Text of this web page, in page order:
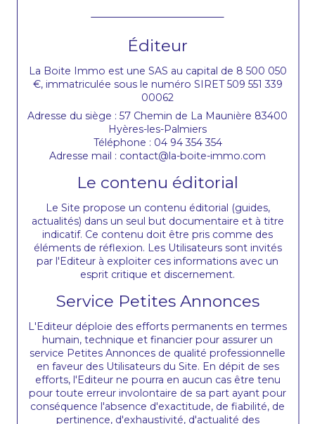
Éditeur
La Boite Immo est une SAS au capital de 8 500 050
€, immatriculée sous le numéro SIRET 509 551 339
00062
Adresse du siège : 57 Chemin de La Maunière 83400
Hyères-les-Palmiers
Téléphone : 04 94 354 354
Adresse mail : contact@la-boite-immo.com
Le contenu éditorial
Le Site propose un contenu éditorial (guides,
actualités) dans un seul but documentaire et à titre
indicatif. Ce contenu doit être pris comme des
éléments de réflexion. Les Utilisateurs sont invités
par l'Editeur à exploiter ces informations avec un
esprit critique et discernement.
Service Petites Annonces
L'Editeur déploie des efforts permanents en termes
humain, technique et financier pour assurer un
service Petites Annonces de qualité professionnelle
en faveur des Utilisateurs du Site. En dépit de ses
efforts, l'Editeur ne pourra en aucun cas être tenu
pour toute erreur involontaire de sa part ayant pour
conséquence l'absence d'exactitude, de fiabilité, de
pertinence, d'exhaustivité, d'actualité des